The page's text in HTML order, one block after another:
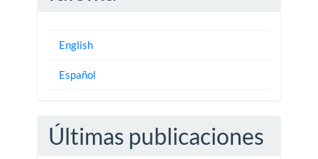
English
Español
Últimas publicaciones